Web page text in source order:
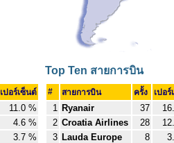
เปอร์เซ็นต์
11.0 %
4.6 %
3.7 %
Top Ten สายการบิน
# สายการบิน ครั้ง เปอ
1 Ryanair 37
2 Croatia Airlines 28
3 Lauda Europe 8